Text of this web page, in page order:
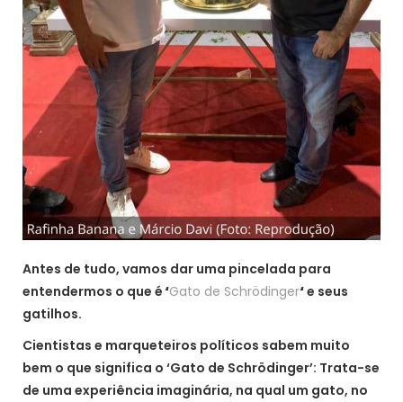
Antes de tudo, vamos dar uma pincelada para
entendermos o que é ‘Gato de Schrödinger‘e seus
gatilhos.
Cientistas e marqueteiros políticos sabem muito
bem o que significa o ‘Gato de Schrödinger’: Trata-se
de uma experiência imaginária, na qual um gato, no